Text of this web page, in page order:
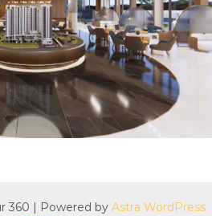
360 | Powered by Astra WordPress